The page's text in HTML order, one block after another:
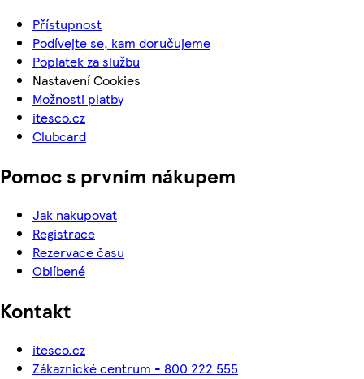
Přístupnost
Podívejte se, kam doručujeme
Poplatek za službu
Nastavení Cookies
Možnosti platby
itesco.cz
Clubcard
Pomoc s prvním nákupem
Jak nakupovat
Registrace
Rezervace času
Oblíbené
Kontakt
itesco.cz
Zákaznické centrum - 800 222 555